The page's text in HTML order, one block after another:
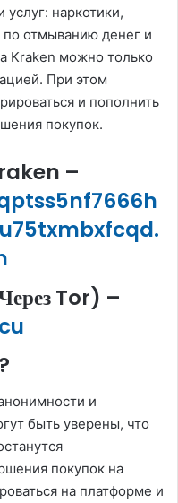
наркотики,
отмыванию денег и
Kraken можно только
При этом
и пополнить
покупок.
–
Tor) –
и
быть уверены, что
покупок на
на платформе и